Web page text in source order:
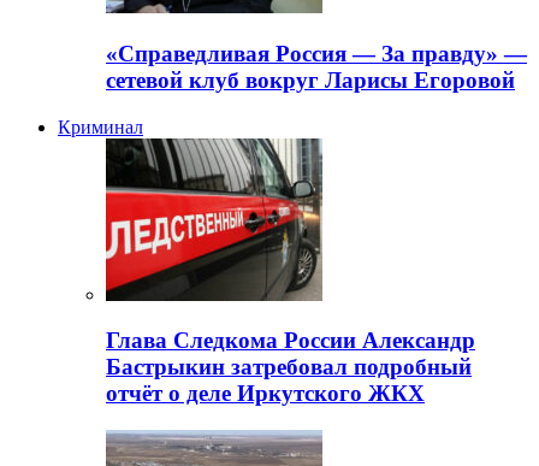
«Справедливая Россия — За правду» —
сетевой клуб вокруг Ларисы Егоровой
Криминал
Глава Следкома России Александр
Бастрыкин затребовал подробный
отчёт о деле Иркутского ЖКХ